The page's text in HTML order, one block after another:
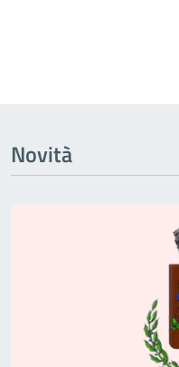
Novità